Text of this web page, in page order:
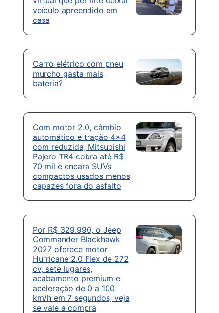
veículo apreendido em
casa
Carro elétrico com pneu
murcho gasta mais
bateria?
Com motor 2.0, câmbio
automático e tração 4×4
com reduzida, Mitsubishi
Pajero TR4 cobra até R$
70 mil e encara SUVs
compactos usados menos
capazes fora do asfalto
Por R$ 329.990, o Jeep
Commander Blackhawk
2027 oferece motor
Hurricane 2.0 Flex de 272
cv, sete lugares,
acabamento premium e
aceleração de 0 a 100
km/h em 7 segundos; veja
se vale a compra